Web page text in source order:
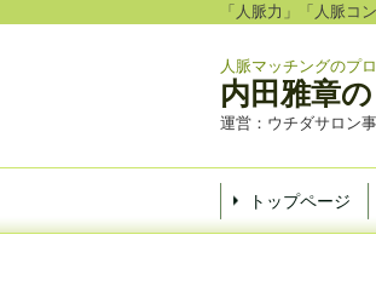
「人脈力」「人脈コ
人脈マッチングのプ
内田雅章
運営：ウチダサロン
トップページ